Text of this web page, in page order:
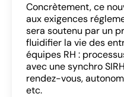
Concrètement, ce
aux exigences
sera soutenu par un
fluidifier la vie des
équipes RH :
avec une synchro
rendez-vous,
etc.
Se